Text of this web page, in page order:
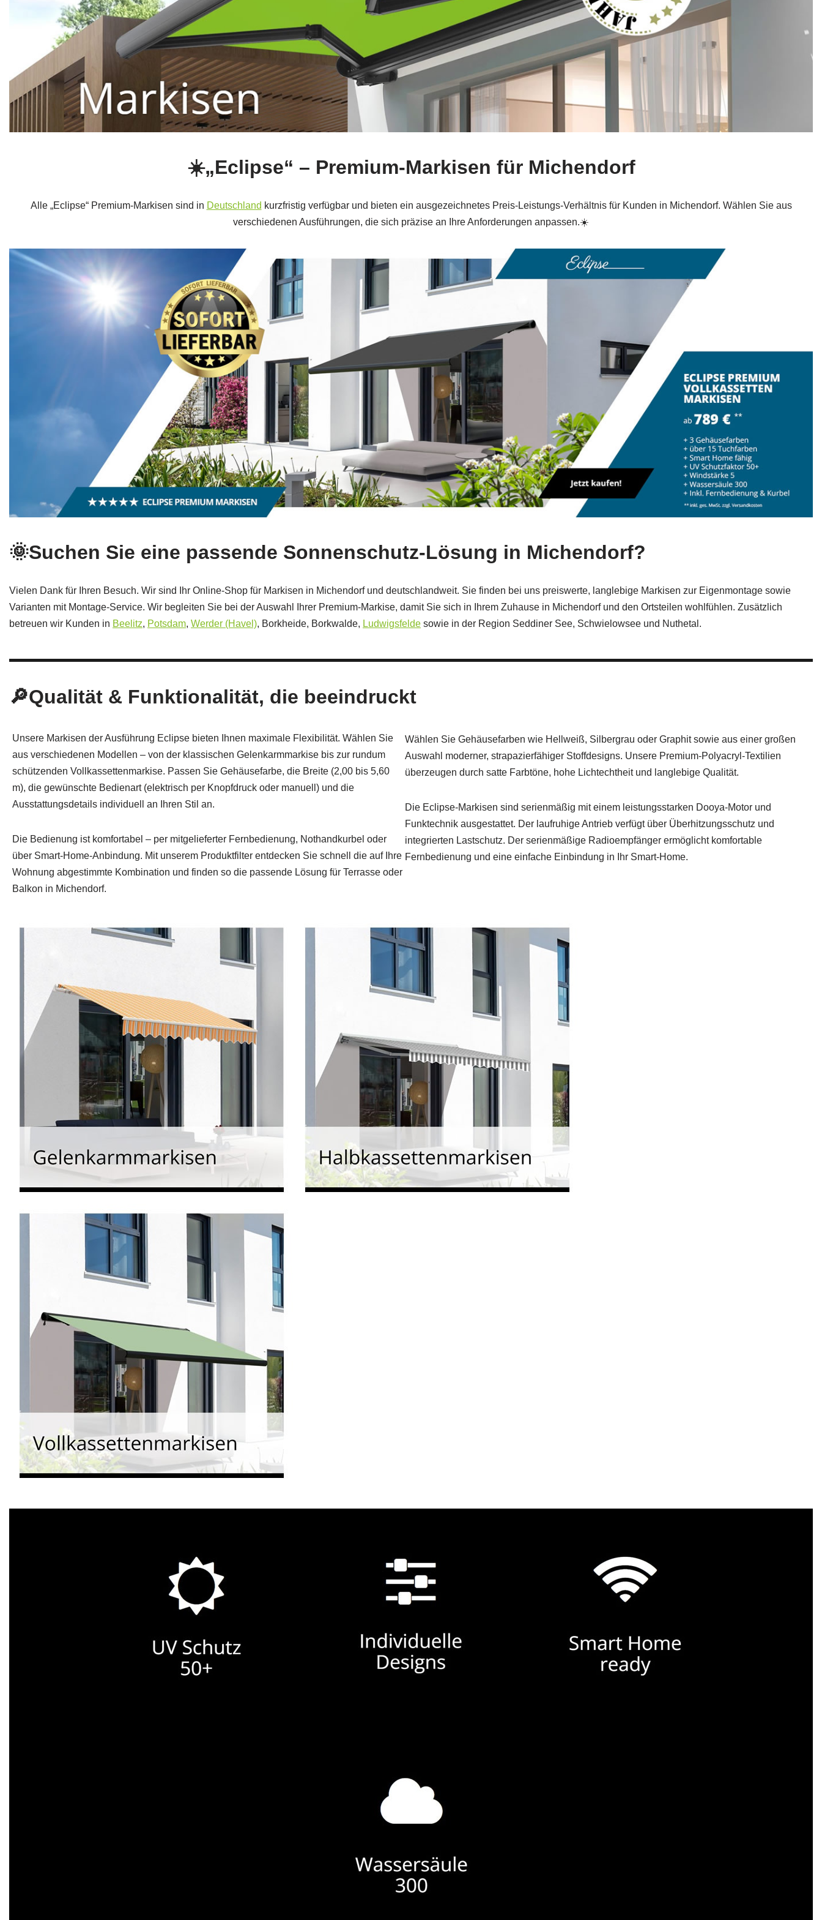
☀️„Eclipse“ – Premium-Markisen für Michendorf
Alle „Eclipse“ Premium-Markisen sind in Deutschland kurzfristig verfügbar und bieten ein ausgezeichnetes Preis‑Leistungs‑Verhältnis für Kunden in Michendorf. Wählen Sie aus
verschiedenen Ausführungen, die sich präzise an Ihre Anforderungen anpassen.☀️
🌞Suchen Sie eine passende Sonnenschutz-Lösung in Michendorf?
Vielen Dank für Ihren Besuch. Wir sind Ihr Online-Shop für Markisen in Michendorf und deutschlandweit. Sie finden bei uns preiswerte, langlebige Markisen zur Eigenmontage sowie
Varianten mit Montage-Service. Wir begleiten Sie bei der Auswahl Ihrer Premium-Markise, damit Sie sich in Ihrem Zuhause in Michendorf und den Ortsteilen wohlfühlen. Zusätzlich
betreuen wir Kunden in Beelitz, Potsdam, Werder (Havel), Borkheide, Borkwalde, Ludwigsfelde sowie in der Region Seddiner See, Schwielowsee und Nuthetal.
🔎Qualität & Funktionalität, die beeindruckt
Unsere Markisen der Ausführung Eclipse bieten Ihnen maximale Flexibilität. Wählen Sie
aus verschiedenen Modellen – von der klassischen Gelenkarmmarkise bis zur rundum
schützenden Vollkassettenmarkise. Passen Sie Gehäusefarbe, die Breite (2,00 bis 5,60
m), die gewünschte Bedienart (elektrisch per Knopfdruck oder manuell) und die
Ausstattungsdetails individuell an Ihren Stil an.
Die Bedienung ist komfortabel – per mitgelieferter Fernbedienung, Nothandkurbel oder
über Smart‑Home‑Anbindung. Mit unserem Produktfilter entdecken Sie schnell die auf Ihre
Wohnung abgestimmte Kombination und finden so die passende Lösung für Terrasse oder
Balkon in Michendorf.
Wählen Sie Gehäusefarben wie Hellweiß, Silbergrau oder Graphit sowie aus einer großen
Auswahl moderner, strapazierfähiger Stoffdesigns. Unsere Premium‑Polyacryl‑Textilien
überzeugen durch satte Farbtöne, hohe Lichtechtheit und langlebige Qualität.
Die Eclipse‑Markisen sind serienmäßig mit einem leistungsstarken Dooya‑Motor und
Funktechnik ausgestattet. Der laufruhige Antrieb verfügt über Überhitzungsschutz und
integrierten Lastschutz. Der serienmäßige Radioempfänger ermöglicht komfortable
Fernbedienung und eine einfache Einbindung in Ihr Smart‑Home.